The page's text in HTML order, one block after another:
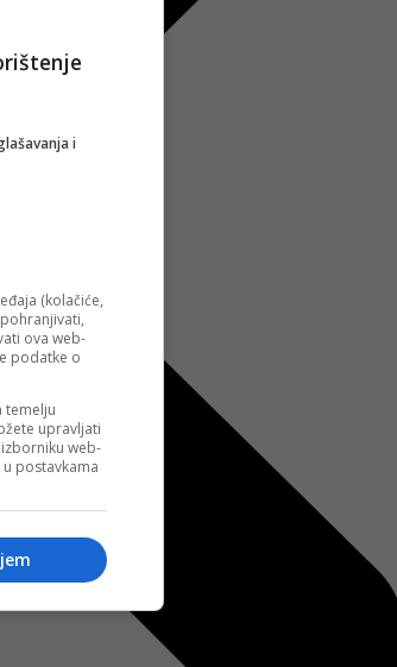
i
(kolačiće,
ova web-
podatke o
temelju
upravljati
web-
postavkama